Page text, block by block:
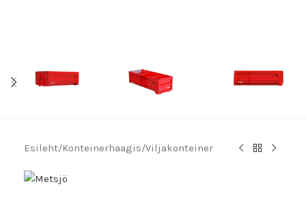
Esileht/Konteinerhaagis/Viljakonteiner